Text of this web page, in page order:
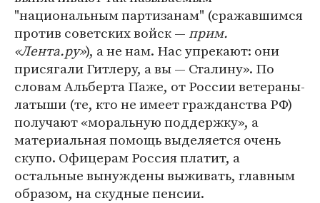
"национальным партизанам" (сражавшимся
против советских войск — прим.
«Лента.ру»), а не нам. Нас упрекают: они
присягали Гитлеру, а вы — Сталину». По
словам Альберта Паже, от России ветераны-
латыши (те, кто не имеет гражданства РФ)
получают «моральную поддержку», а
материальная помощь выделяется очень
скупо. Офицерам Россия платит, а
остальные вынуждены выживать, главным
образом, на скудные пенсии.